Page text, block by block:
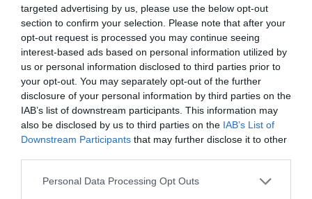
targeted advertising by us, please use the below opt-out
section to confirm your selection. Please note that after your
opt-out request is processed you may continue seeing
interest-based ads based on personal information utilized by
us or personal information disclosed to third parties prior to
your opt-out. You may separately opt-out of the further
disclosure of your personal information by third parties on the
IAB’s list of downstream participants. This information may
also be disclosed by us to third parties on the IAB’s List of
Downstream Participants that may further disclose it to other
Please note that this website/app uses one or more Google
Personal Data Processing Opt Outs
The Royal Butler (@the_royal_butler) által megosztott
bejegyzés